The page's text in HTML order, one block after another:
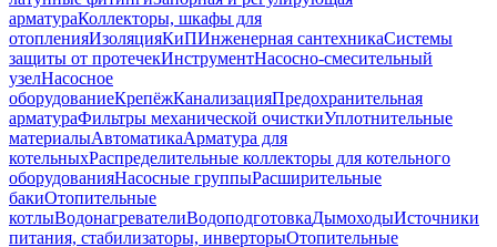
арматураКоллекторы, шкафы для
отопленияИзоляцияКиПИнженерная сантехникаСистемы
защиты от протечекИнструментНасосно-смесительный
узелНасосное
оборудованиеКрепёжКанализацияПредохранительная
арматураФильтры механической очисткиУплотнительные
материалыАвтоматикаАрматура для
котельныхРаспределительные коллекторы для котельного
оборудованияНасосные группыРасширительные
бакиОтопительные
котлыВодонагревателиВодоподготовкаДымоходыИсточники
питания, стабилизаторы, инверторыОтопительные